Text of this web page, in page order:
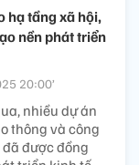
hạ tầng xã hội,
nền phát triển
20:00’
nhiều dự án
thông và công
được đồng